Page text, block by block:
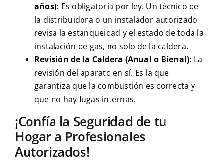
años): Es obligatoria por ley. Un técnico de
la distribuidora o un instalador autorizado
revisa la estanqueidad y el estado de toda la
instalación de gas, no solo de la caldera.
Revisión de la Caldera (Anual o Bienal): La
revisión del aparato en sí. Es la que
garantiza que la combustión es correcta y
que no hay fugas internas.
¡Confía la Seguridad de tu
Hogar a Profesionales
Autorizados!